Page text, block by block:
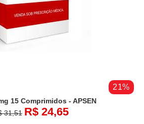
21%
15 Comprimidos - APSEN
31,51 R$ 24,65